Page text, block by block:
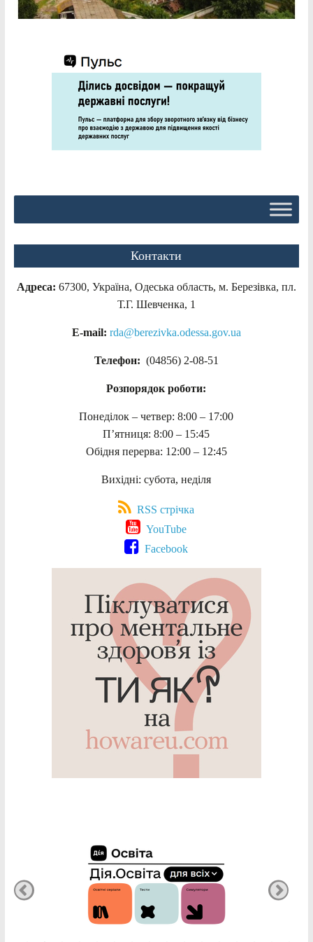
Контакти
Адреса: 67300, Україна, Одеська область, м. Березівка, пл.
Т.Г. Шевченка, 1
E-mail: rda@berezivka.odessa.gov.ua
Телефон: (04856) 2-08-51
Розпорядок роботи:
Понеділок – четвер: 8:00 – 17:00
П’ятниця: 8:00 – 15:45
Обідня перерва: 12:00 – 12:45
Вихідні: субота, неділя
RSS стрічка
YouTube
Facebook